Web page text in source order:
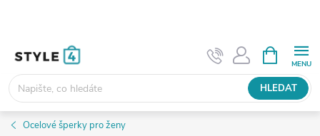
HLEDAT
NÁKUPNÍ
KOŠÍK
Ocelové šperky pro ženy